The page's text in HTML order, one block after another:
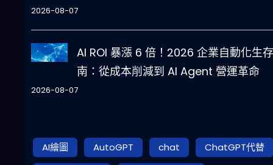
2026-08-07
AI ROI 暴漲 6 倍！2026 企業自動化生
南：從成本削減到 AI Agent 營運革命
2026-08-07
AI繪圖 AutoGPT chat
ChatGPT代替